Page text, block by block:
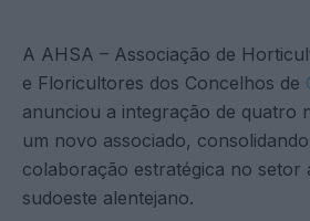
A AHSA – Associação de
e Floricultores dos Concelhos de
anunciou a integração de quatro
um novo associado,
colaboração estratégica no setor
sudoeste alentejano.